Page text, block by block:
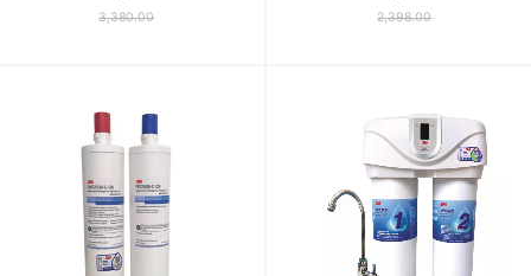
3,380.00 2,398.00